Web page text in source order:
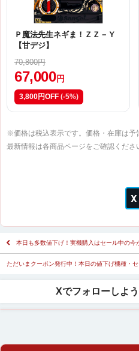
Ｐ魔法先生ネギま！ＺＺ－Ｙ
【甘デジ】
70,800円
67,000 円
3,800円OFF (-5%)
※価格は税込表示です。価格・在庫は予
最新情報は各商品ページをご確認くださ
本日も多数値下げ！実機購入はセール中の
ただいまクーポン発行中！本日の値下げ機種・